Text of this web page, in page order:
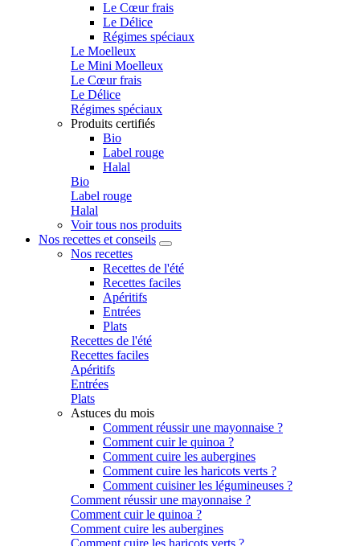
Le Cœur frais
Le Délice
Régimes spéciaux
Le Moelleux
Le Mini Moelleux
Le Cœur frais
Le Délice
Régimes spéciaux
Produits certifiés
Bio
Label rouge
Halal
Bio
Label rouge
Halal
Voir tous nos produits
Nos recettes et conseils
Nos recettes
Recettes de l'été
Recettes faciles
Apéritifs
Entrées
Plats
Recettes de l'été
Recettes faciles
Apéritifs
Entrées
Plats
Astuces du mois
Comment réussir une mayonnaise ?
Comment cuir le quinoa ?
Comment cuire les aubergines
Comment cuire les haricots verts ?
Comment cuisiner les légumineuses ?
Comment réussir une mayonnaise ?
Comment cuir le quinoa ?
Comment cuire les aubergines
Comment cuire les haricots verts ?